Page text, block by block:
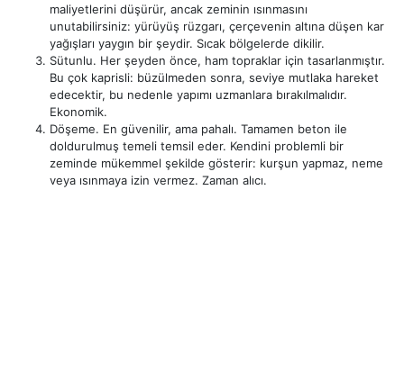
maliyetlerini düşürür, ancak zeminin ısınmasını
unutabilirsiniz: yürüyüş rüzgarı, çerçevenin altına düşen kar
yağışları yaygın bir şeydir. Sıcak bölgelerde dikilir.
Sütunlu. Her şeyden önce, ham topraklar için tasarlanmıştır.
Bu çok kaprisli: büzülmeden sonra, seviye mutlaka hareket
edecektir, bu nedenle yapımı uzmanlara bırakılmalıdır.
Ekonomik.
Döşeme. En güvenilir, ama pahalı. Tamamen beton ile
doldurulmuş temeli temsil eder. Kendini problemli bir
zeminde mükemmel şekilde gösterir: kurşun yapmaz, neme
veya ısınmaya izin vermez. Zaman alıcı.